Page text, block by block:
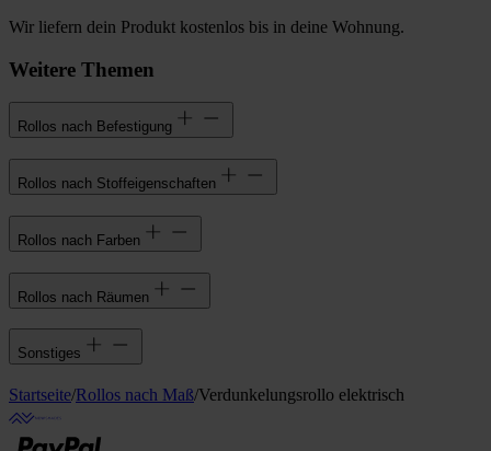
Wir liefern dein Produkt kostenlos bis in deine Wohnung.
Weitere Themen
Rollos nach Befestigung
Rollos nach Stoffeigenschaften
Rollos nach Farben
Rollos nach Räumen
Sonstiges
Startseite/Rollos nach Maß/Verdunkelungsrollo elektrisch